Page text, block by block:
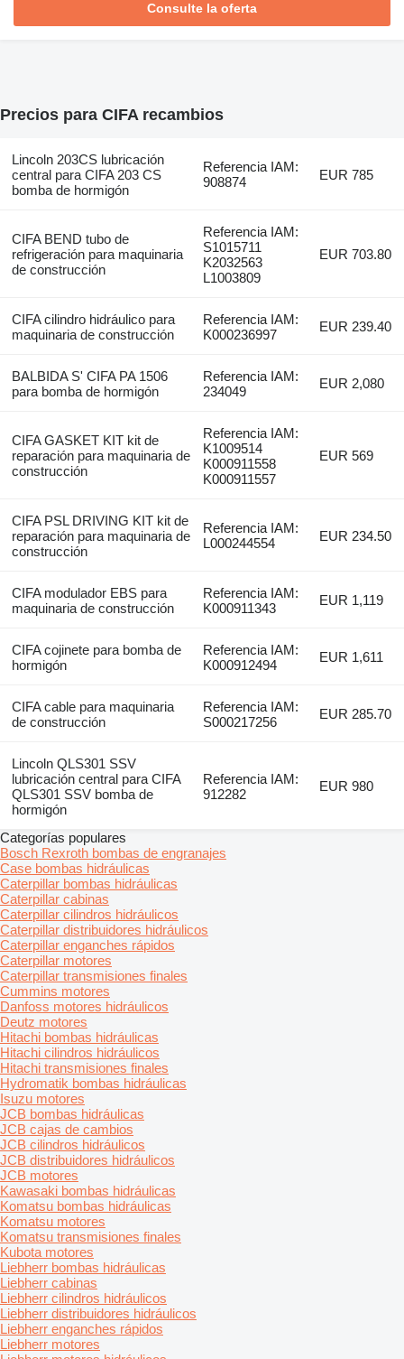
Consulte la oferta
Precios para CIFA recambios
Lincoln 203CS lubricación
central para CIFA 203 CS
bomba de hormigón
Referencia IAM:
908874
EUR 785
CIFA BEND tubo de
refrigeración para maquinaria
de construcción
Referencia IAM:
S1015711
K2032563
L1003809
EUR 703.80
CIFA cilindro hidráulico para
maquinaria de construcción
Referencia IAM:
K000236997
EUR 239.40
BALBIDA S' CIFA PA 1506
para bomba de hormigón
Referencia IAM:
234049
EUR 2,080
CIFA GASKET KIT kit de
reparación para maquinaria de
construcción
Referencia IAM:
K1009514
K000911558
K000911557
EUR 569
CIFA PSL DRIVING KIT kit de
reparación para maquinaria de
construcción
Referencia IAM:
L000244554
EUR 234.50
CIFA modulador EBS para
maquinaria de construcción
Referencia IAM:
K000911343
EUR 1,119
CIFA cojinete para bomba de
hormigón
Referencia IAM:
K000912494
EUR 1,611
CIFA cable para maquinaria
de construcción
Referencia IAM:
S000217256
EUR 285.70
Lincoln QLS301 SSV
lubricación central para CIFA
QLS301 SSV bomba de
hormigón
Referencia IAM:
912282
EUR 980
Categorías populares
Bosch Rexroth bombas de engranajes
Case bombas hidráulicas
Caterpillar bombas hidráulicas
Caterpillar cabinas
Caterpillar cilindros hidráulicos
Caterpillar distribuidores hidráulicos
Caterpillar enganches rápidos
Caterpillar motores
Caterpillar transmisiones finales
Cummins motores
Danfoss motores hidráulicos
Deutz motores
Hitachi bombas hidráulicas
Hitachi cilindros hidráulicos
Hitachi transmisiones finales
Hydromatik bombas hidráulicas
Isuzu motores
JCB bombas hidráulicas
JCB cajas de cambios
JCB cilindros hidráulicos
JCB distribuidores hidráulicos
JCB motores
Kawasaki bombas hidráulicas
Komatsu bombas hidráulicas
Komatsu motores
Komatsu transmisiones finales
Kubota motores
Liebherr bombas hidráulicas
Liebherr cabinas
Liebherr cilindros hidráulicos
Liebherr distribuidores hidráulicos
Liebherr enganches rápidos
Liebherr motores